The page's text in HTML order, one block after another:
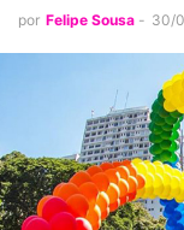
por Felipe Sousa - 30/